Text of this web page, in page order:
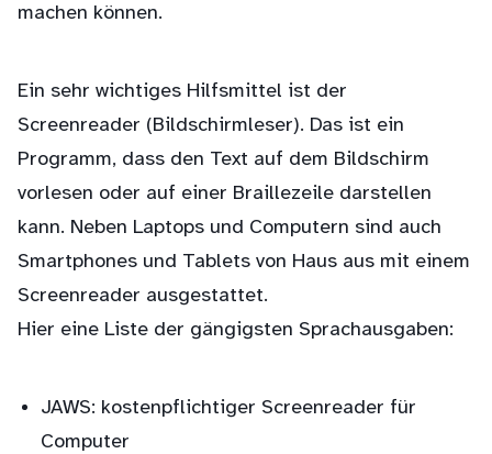
machen können.
Ein sehr wichtiges Hilfsmittel ist der
Screenreader (Bildschirmleser). Das ist ein
Programm, dass den Text auf dem Bildschirm
vorlesen oder auf einer Braillezeile darstellen
kann. Neben Laptops und Computern sind auch
Smartphones und Tablets von Haus aus mit einem
Screenreader ausgestattet.
Hier eine Liste der gängigsten Sprachausgaben:
JAWS: kostenpflichtiger Screenreader für
Computer